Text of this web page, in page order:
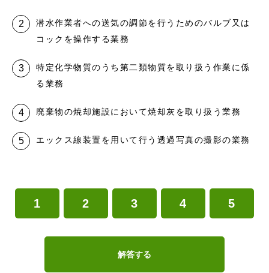
潜水作業者への送気の調節を行うためのバルブ又は
コックを操作する業務
特定化学物質のうち第二類物質を取り扱う作業に係
る業務
廃棄物の焼却施設において焼却灰を取り扱う業務
エックス線装置を用いて行う透過写真の撮影の業務
1 2 3 4 5
解答する